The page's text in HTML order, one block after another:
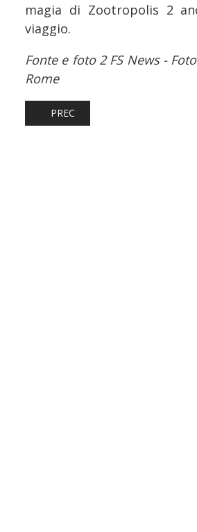
magia di Zootropolis 2
viaggio.
Fonte e foto 2 FS News -
Rome
ARTICOLO PRECEDENTE:
PREC